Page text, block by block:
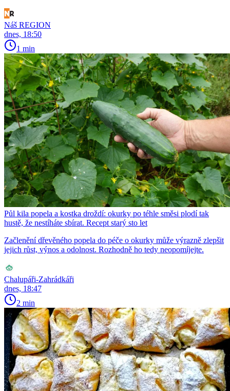
Náš REGION
dnes, 18:50
1 min
Půl kila popela a kostka droždí: okurky po téhle směsi plodí tak
hustě, že nestíháte sbírat. Recept starý sto let
Začlenění dřevěného popela do péče o okurky může výrazně zlepšit
jejich růst, výnos a odolnost. Rozhodně ho tedy neopomíjejte.
Chalupáři-Zahrádkáři
dnes, 18:47
2 min